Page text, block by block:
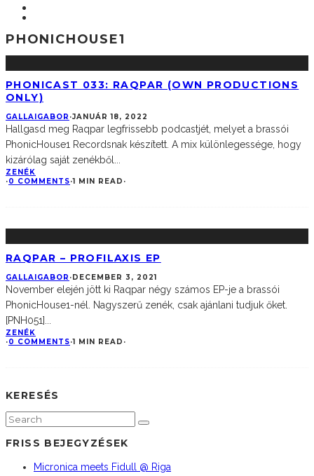
PHONICHOUSE1
PHONICAST 033: RAQPAR (OWN PRODUCTIONS
ONLY)
GALLAIGABOR ·JANUÁR 18, 2022
Hallgasd meg Raqpar legfrissebb podcastjét, melyet a brassói
PhonicHouse1 Recordsnak készített. A mix különlegessége, hogy
kizárólag saját zenékből
ZENÉK
·0 COMMENTS·1 MIN READ ·
RAQPAR – PROFILAXIS EP
GALLAIGABOR ·DECEMBER 3, 2021
November elején jött ki Raqpar négy számos EP-je a brassói
PhonicHouse1-nél. Nagyszerű zenék, csak ajánlani tudjuk őket.
[PNH051]
ZENÉK
·0 COMMENTS·1 MIN READ ·
KERESÉS
FRISS BEJEGYZÉSEK
Micronica meets Fidull @ Riga